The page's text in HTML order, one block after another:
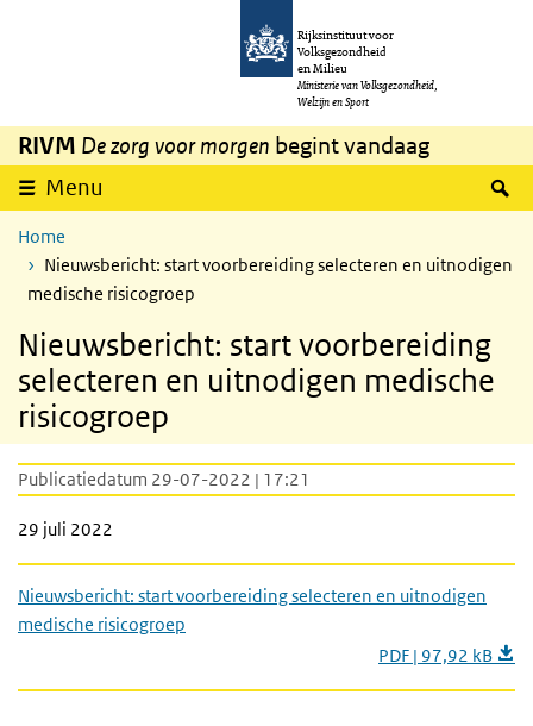
Overslaan en naar de inhoud gaan
Rijksinstituut voor
Volksgezondheid
en Milieu
Ministerie van Volksgezondheid,
Welzijn en Sport
RIVM De zorg voor morgen begint vandaag
Menu
Home
Nieuwsbericht: start voorbereiding selecteren en uitnodigen
medische risicogroep
Nieuwsbericht: start voorbereiding
selecteren en uitnodigen medische
risicogroep
Publicatiedatum 29-07-2022 | 17:21
29 juli 2022
Nieuwsbericht: start voorbereiding selecteren en uitnodigen
medische risicogroep
PDF | 97,92 kB